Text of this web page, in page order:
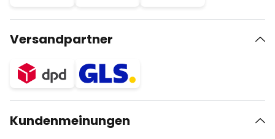
Versandpartner
Kundenmeinungen